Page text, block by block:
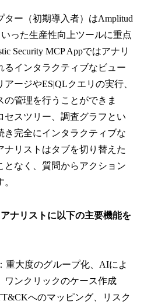
ター（初期導入者）はAmplitud
いった生産性向上ツールに重点
Security MCP Appではアナリ
るインタラクティブなビュー
ージやES|QLクエリの実行、
管理を行うことができま
セスツリー、調査グラフとい
き完全にインタラクティブな
リストはタブを切り替えた
となく、質問からアクション
ナリストに以下の主要機能を
：重大度のグループ化、AIによ
ワンクリックのケース作成
へのマッピング、リスク